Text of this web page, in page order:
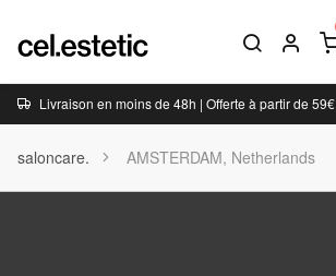
Livraison en moins de 48h | Offerte à partir de 59€
saloncare. AMSTERDAM, Netherlands